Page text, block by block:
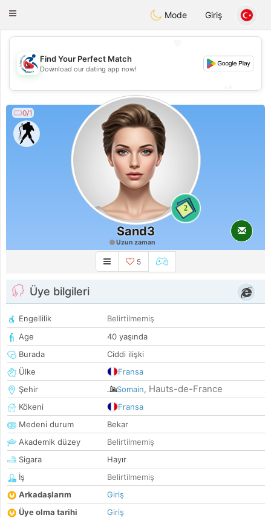
Handi Space
Toggle
Mode Giriş
💖
💕
Find Your Perfect Match
Download our dating app now!
0/1
2
Sand3
Uzun zaman
5
Üye bilgileri
Engellilik
Belirtilmemiş
Age
40 yaşında
Burada
Ciddi ilişki
Ülke
Fransa
Şehir
Somain, Hauts-de-France
Kökeni
Fransa
Medeni durum
Bekar
Akademik düzey
Belirtilmemiş
Sigara
Hayır
İş
Belirtilmemiş
Arkadaşlarım
Giriş
Üye olma tarihi
Giriş